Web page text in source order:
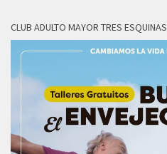
CLUB ADULTO MAYOR TRES ESQUINAS